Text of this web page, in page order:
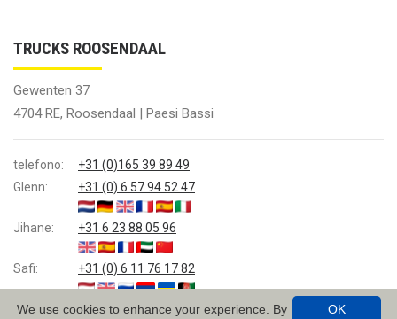
TRUCKS ROOSENDAAL
Gewenten 37
4704 RE, Roosendaal | Paesi Bassi
telefono:
+31 (0)165 39 89 49
Glenn:
+31 (0) 6 57 94 52 47
Jihane: +31 6 23 88 05 96
Safi: +31 (0) 6 11 76 17 82
OK
We use cookies to enhance your experience. By